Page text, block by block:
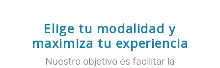
Elige tu modalidad y
maximiza tu experiencia
Nuestro objetivo es facilitar la